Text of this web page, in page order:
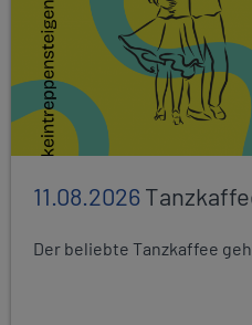
11.08.2026
Der beliebte Tanzkaffee